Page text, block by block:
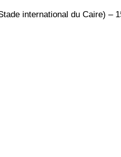
international du Caire) –